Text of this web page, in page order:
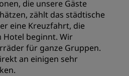
die unsere Gäste
zählt das städtische
eine Kreuzfahrt, die
beginnt. Wir
für ganze Gruppen.
an einigen sehr